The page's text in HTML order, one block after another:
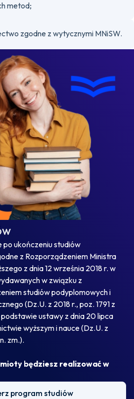
metod;
zgodne z wytycznymi MNiSW.
ukończeniu studiów
z Rozporządzeniem Ministra
z dnia 12 września 2018 r. w
w związku z
studiów podyplomowych i
(Dz.U. z 2018 r., poz. 1791 z
ustawy z dnia 20 lipca
wyższym i nauce (Dz.U. z
zm.).
będziesz realizować w
program studiów